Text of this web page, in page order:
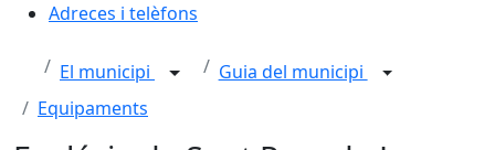
Adreces i telèfons
El municipi
Guia del municipi
Equipaments